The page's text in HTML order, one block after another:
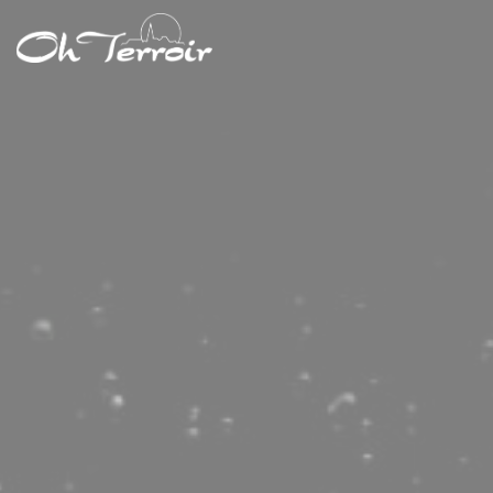
Πίνακας διαχείρισης "Μπισκότων" (Cookies)